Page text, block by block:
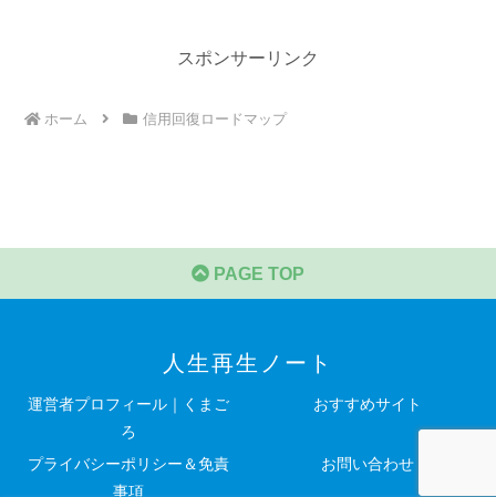
スポンサーリンク
ホーム 信用回復ロードマップ
PAGE TOP
人生再生ノート
運営者プロフィール｜くまご
ろ
おすすめサイト
プライバシーポリシー＆免責
事項
お問い合わせ